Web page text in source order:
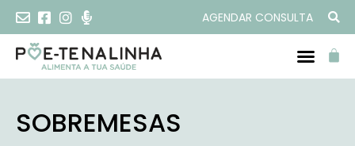
AGENDAR CONSULTA
SOBREMESAS